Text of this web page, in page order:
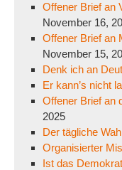
Offener Brief an
November 16,
Offener Brief an
November 15,
Denk ich an
Er kann’s nicht
Offener Brief an
2025
Der tägliche
Organisierter
Ist das